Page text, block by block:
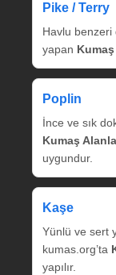
Pike / Terry
Havlu benzeri
yapan
Poplin
İnce ve sık
Kumaş
uygundur.
Kaşe
Yünlü ve sert
kumas.org’ta
yapılır.